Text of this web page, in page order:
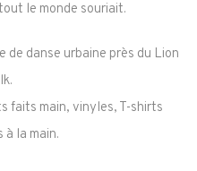
le monde souriait.
danse urbaine près du Lion
faits main, vinyles, T-shirts
à la main.